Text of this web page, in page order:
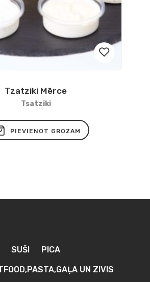
Tzatziki Mērce
Tsatziki
PIEVIENOT GROZAM
SUŠI PICA
UN ZIVIS